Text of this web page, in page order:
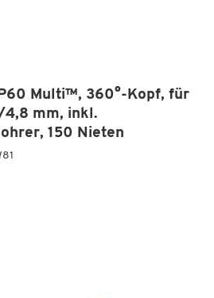
Multi™, 360°-Kopf, für
mm, inkl.
150 Nieten